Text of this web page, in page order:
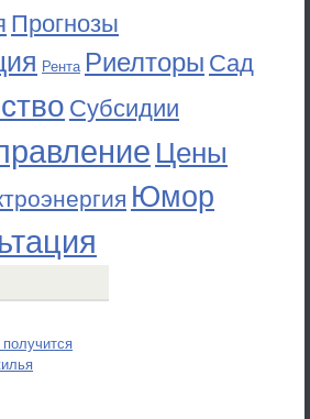
Прогнозы
Рента Риелторы Сад
Субсидии
Цены
Юмор